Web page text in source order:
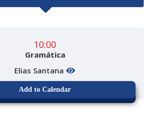
10:00
Gramática
Elias Santana
Add to Calendar